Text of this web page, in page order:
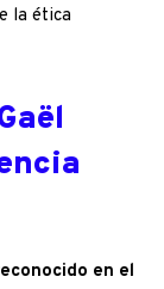
la ética
en el